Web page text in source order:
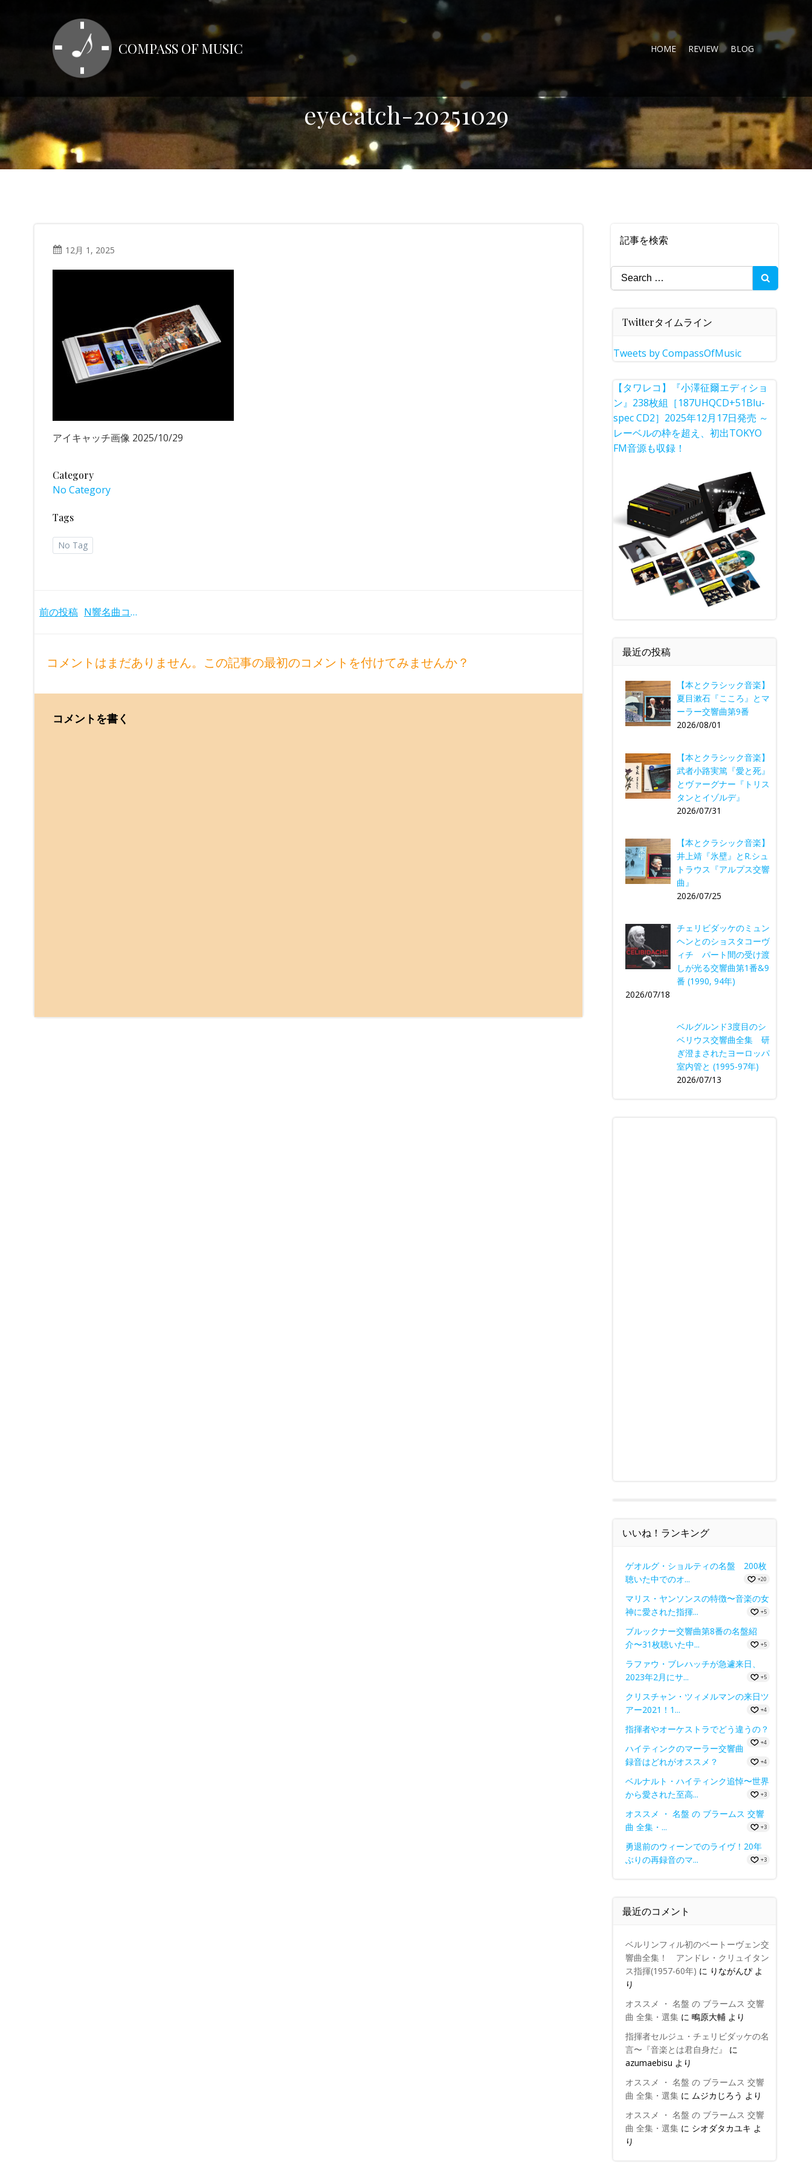
キ
ッ
プ
COMPASS OF MUSIC HOME REVIEW BLOG
eyecatch-20251029
12月 1, 2025
アイキャッチ画像 2025/10/29
Category
No Category
Tags
No Tag
Post
前の投稿 N響名曲コンサート2025、チェロ鳥羽咲音がドヴォルザークでデビュー、指揮は大友直人 (10/29)
コメントはまだありません。この記事の最初のコメントを付けてみませんか？
コメントを書く
記事を検索
Search
for:
Twitterタイムライン
Tweets by CompassOfMusic
【タワレコ】『小澤征爾エディショ
ン』238枚組［187UHQCD+51Blu-
spec CD2］2025年12月17日発売 ～
レーベルの枠を超え、初出TOKYO
FM音源も収録！
最近の投稿
【本とクラシック音楽】
夏目漱石『こころ』とマ
ーラー交響曲第9番
2026/08/01
【本とクラシック音楽】
武者小路実篤『愛と死』
とヴァーグナー『トリス
タンとイゾルデ』
2026/07/31
【本とクラシック音楽】
井上靖『氷壁』とR.シュ
トラウス『アルプス交響
曲』
2026/07/25
チェリビダッケのミュン
ヘンとのショスタコーヴ
ィチ パート間の受け渡
しが光る交響曲第1番&9
番 (1990, 94年)
2026/07/18
ベルグルンド3度目のシ
ベリウス交響曲全集 研
ぎ澄まされたヨーロッパ
室内管と (1995-97年)
2026/07/13
いいね！ランキング
ゲオルグ・ショルティの名盤 200枚
聴いた中でのオ...
+20
マリス・ヤンソンスの特徴〜音楽の女
神に愛された指揮...
+5
ブルックナー交響曲第8番の名盤紹
介〜31枚聴いた中...
+5
ラファウ・ブレハッチが急遽来日、
2023年2月にサ...
+5
クリスチャン・ツィメルマンの来日ツ
アー2021！1...
+4
指揮者やオーケストラでどう違うの？
+4
ハイティンクのマーラー交響曲
録音はどれがオススメ？
+4
ベルナルト・ハイティンク追悼〜世界
から愛された至高...
+3
オススメ ・ 名盤 の ブラームス 交響
曲 全集・...
+3
勇退前のウィーンでのライヴ！20年
ぶりの再録音のマ...
+3
最近のコメント
ベルリンフィル初のベートーヴェン交
響曲全集！ アンドレ・クリュイタン
ス指揮(1957-60年) に りながんぴよ
り
オススメ ・ 名盤 の ブラームス 交響
曲 全集・選集に 鴫原大輔より
指揮者セルジュ・チェリビダッケの名
言〜『音楽とは君自身だ』
に
azumaebisu より
オススメ ・ 名盤 の ブラームス 交響
曲 全集・選集に ムジカじろう より
オススメ ・ 名盤 の ブラームス 交響
曲 全集・選集に シオダタカユキ よ
り